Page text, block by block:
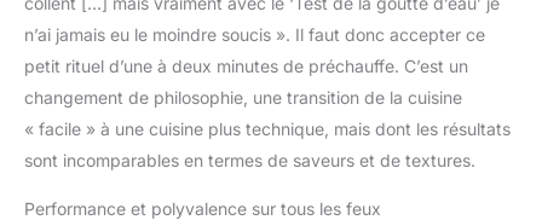
n’ai jamais eu le moindre soucis ». Il faut donc accepter ce
petit rituel d’une à deux minutes de préchauffe. C’est un
changement de philosophie, une transition de la cuisine
« facile » à une cuisine plus technique, mais dont les résultats
sont incomparables en termes de saveurs et de textures.
Performance et polyvalence sur tous les feux